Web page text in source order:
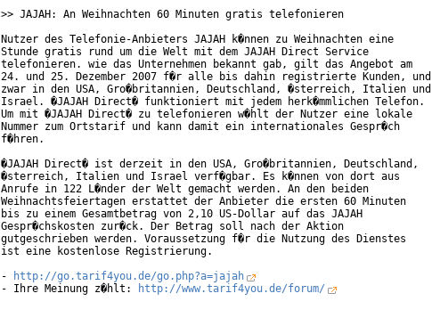
>> JAJAH: An Weihnachten 60 Minuten gratis telefonieren
Nutzer des Telefonie-Anbieters JAJAH k�nnen zu Weihnachten eine
Stunde gratis rund um die Welt mit dem JAJAH Direct Service
telefonieren. wie das Unternehmen bekannt gab, gilt das Angebot am
24. und 25. Dezember 2007 f�r alle bis dahin registrierte Kunden, und
zwar in den USA, Gro�britannien, Deutschland, �sterreich, Italien und
Israel. �JAJAH Direct� funktioniert mit jedem herk�mmlichen Telefon.
Um mit �JAJAH Direct� zu telefonieren w�hlt der Nutzer eine lokale
Nummer zum Ortstarif und kann damit ein internationales Gespr�ch
f�hren.
�JAJAH Direct� ist derzeit in den USA, Gro�britannien, Deutschland,
�sterreich, Italien und Israel verf�gbar. Es k�nnen von dort aus
Anrufe in 122 L�nder der Welt gemacht werden. An den beiden
Weihnachtsfeiertagen erstattet der Anbieter die ersten 60 Minuten
bis zu einem Gesamtbetrag von 2,10 US-Dollar auf das JAJAH
Gespr�chskosten zur�ck. Der Betrag soll nach der Aktion
gutgeschrieben werden. Voraussetzung f�r die Nutzung des Dienstes
ist eine kostenlose Registrierung.
-
http://go.tarif4you.de/go.php?a=jajah
- Ihre Meinung z�hlt:
http://www.tarif4you.de/forum/